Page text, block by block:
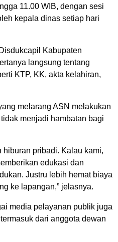
11.00 WIB, dengan sesi
kepala dinas setiap hari
Kabupaten
langsung tentang
KTP, KK, akta kelahiran,
melarang ASN melakukan
menjadi hambatan bagi
hiburan pribadi. Kalau kami,
edukasi dan
Justru lebih hemat biaya
ke lapangan,” jelasnya.
media pelayanan publik juga
dari anggota dewan